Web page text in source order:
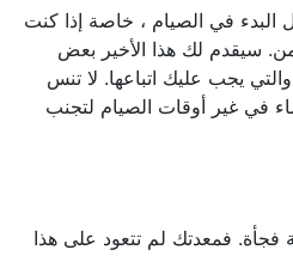
البدء في الصيام ، خاصة إذا كنت
سيقدم لك هذا الأخير بعض
يجب عليك اتباعها. لا تنس
في غير أوقات الصيام لتجنب
فجأة. فمعدتك لم تتعود على هذا